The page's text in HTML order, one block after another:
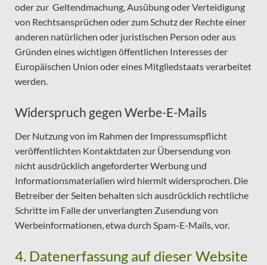
oder zur Geltendmachung, Ausübung oder Verteidigung
von Rechtsansprüchen oder zum Schutz der Rechte einer
anderen natürlichen oder juristischen Person oder aus
Gründen eines wichtigen öffentlichen Interesses der
Europäischen Union oder eines Mitgliedstaats verarbeitet
werden.
Widerspruch gegen Werbe-E-Mails
Der Nutzung von im Rahmen der Impressumspflicht
veröffentlichten Kontaktdaten zur Übersendung von
nicht ausdrücklich angeforderter Werbung und
Informationsmaterialien wird hiermit widersprochen. Die
Betreiber der Seiten behalten sich ausdrücklich rechtliche
Schritte im Falle der unverlangten Zusendung von
Werbeinformationen, etwa durch Spam-E-Mails, vor.
4. Datenerfassung auf dieser Website